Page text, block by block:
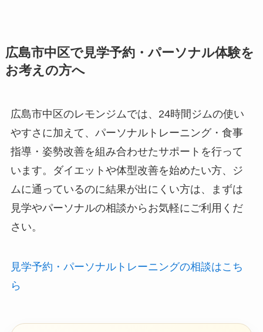
広島市中区で見学予約・パーソナル体験を
お考えの方へ
広島市中区のレモンジムでは、24時間ジムの使い
やすさに加えて、パーソナルトレーニング・食事
指導・姿勢改善を組み合わせたサポートを行って
います。ダイエットや体型改善を始めたい方、ジ
ムに通っているのに結果が出にくい方は、まずは
見学やパーソナルの相談からお気軽にご利用くだ
さい。
見学予約・パーソナルトレーニングの相談はこち
ら